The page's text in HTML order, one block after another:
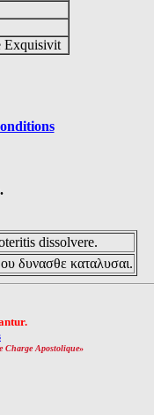
Exquisivit
dissolvere.
δυνασθε καταλυσαι.
Charge Apostolique»